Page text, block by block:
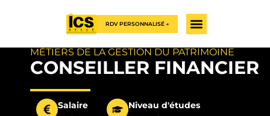
RDV PERSONNALISÉ →
MÉTIERS DE LA GESTION DU PATRIMOINE
CONSEILLER FINANCIER
Salaire
Niveau d'études